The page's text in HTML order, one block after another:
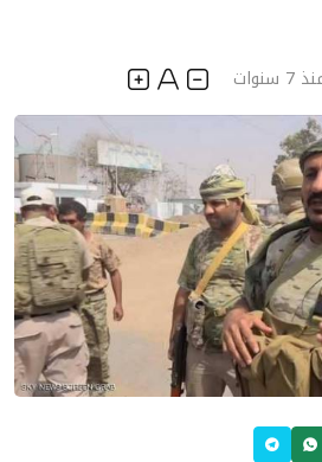
سنوات